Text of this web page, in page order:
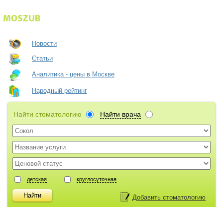
Новости
Статьи
Аналитика - цены в Москве
Народный рейтинг
Найти стоматологию Найти врача
детская круглосуточная
Добавить стоматологию